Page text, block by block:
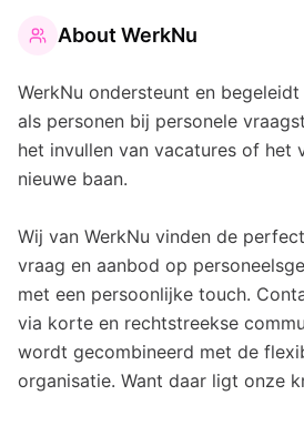
About WerkNu
WerkNu ondersteunt en
als personen bij personele
het invullen van vacatures of het
nieuwe baan.
Wij van WerkNu vinden de
vraag en aanbod op
met een persoonlijke touch.
via korte en rechtstreekse
wordt gecombineerd met de
organisatie. Want daar ligt onze